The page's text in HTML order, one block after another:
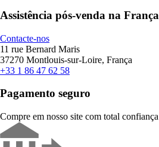
Assistência pós-venda na França
Contacte-nos
11 rue Bernard Maris
37270 Montlouis-sur-Loire, França
+33 1 86 47 62 58
Pagamento seguro
Compre em nosso site com total confiança